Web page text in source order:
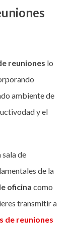
reuniones lo
ambiente de
y el
sala de
de la
oficina como
transmitir a
de reuniones